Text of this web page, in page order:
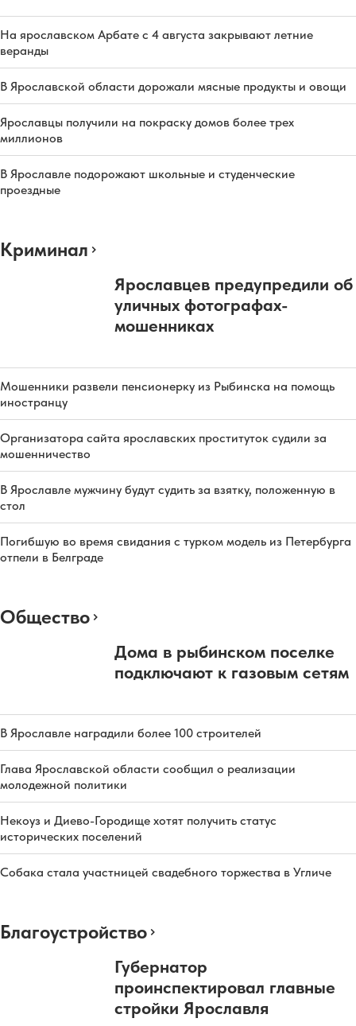
На ярославском Арбате с 4 августа закрывают летние
веранды
В Ярославской области дорожали мясные продукты и овощи
Ярославцы получили на покраску домов более трех
миллионов
В Ярославле подорожают школьные и студенческие
проездные
Криминал
Ярославцев предупредили об
уличных фотографах-
мошенниках
Мошенники развели пенсионерку из Рыбинска на помощь
иностранцу
Организатора сайта ярославских проституток судили за
мошенничество
В Ярославле мужчину будут судить за взятку, положенную в
стол
Погибшую во время свидания с турком модель из Петербурга
отпели в Белграде
Общество
Дома в рыбинском поселке
подключают к газовым сетям
В Ярославле наградили более 100 строителей
Глава Ярославской области сообщил о реализации
молодежной политики
Некоуз и Диево-Городище хотят получить статус
исторических поселений
Собака стала участницей свадебного торжества в Угличе
Благоустройство
Губернатор
проинспектировал главные
стройки Ярославля